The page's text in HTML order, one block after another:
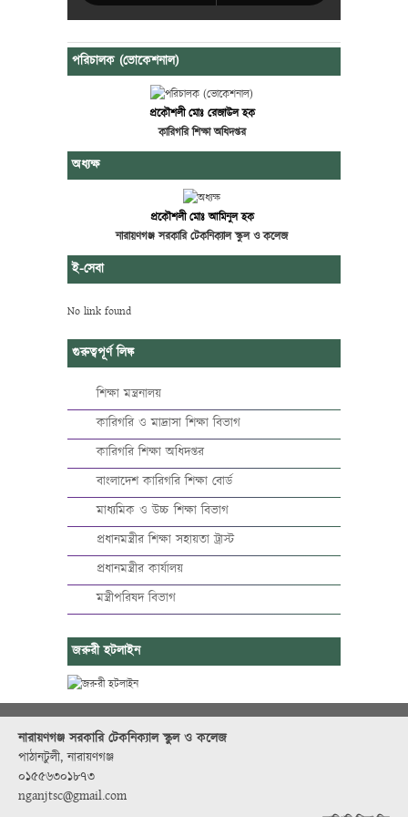
পরিচালক (ভোকেশনাল)
প্রকৌশলী মোঃ রেজাউল হক
কারিগরি শিক্ষা অধিদপ্তর
অধ্যক্ষ
প্রকৌশলী মোঃ আমিনুল হক
নারায়ণগঞ্জ সরকারি টেকনিক্যাল স্কুল ও কলেজ
ই-সেবা
No link found
গুরুত্বপূর্ণ লিঙ্ক
শিক্ষা মন্ত্রনালয়
কারিগরি ও মাদ্রাসা শিক্ষা বিভাগ
কারিগরি শিক্ষা অধিদপ্তর
বাংলাদেশ কারিগরি শিক্ষা বোর্ড
মাধ্যমিক ও উচ্চ শিক্ষা বিভাগ
প্রধানমন্ত্রীর শিক্ষা সহায়তা ট্রাস্ট
প্রধানমন্ত্রীর কার্যালয়
মন্ত্রীপরিষদ বিভাগ
জরুরী হটলাইন
নারায়ণগঞ্জ সরকারি টেকনিক্যাল স্কুল ও কলেজ
পাঠানটুলী, নারায়ণগঞ্জ
০১৫৫৬৩০১৮৭৩
nganjtsc@gmail.com